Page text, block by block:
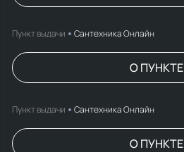
Пункт выдачи Сантехника Онлайн
О ПУНКТЕ
Пункт выдачи Сантехника Онлайн
О ПУНКТЕ